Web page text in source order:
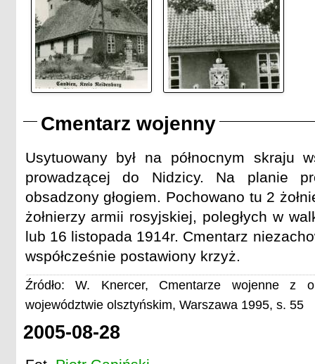
Cmentarz wojenny
Usytuowany był na północnym skraju
prowadzącej do Nidzicy. Na planie
obsadzony głogiem. Pochowano tu 2
żołnierzy armii rosyjskiej, poległych w
lub 16 listopada 1914r. Cmentarz
współcześnie postawiony krzyż.
Źródło: W. Knercer, Cmentarze wojenne z
województwie olsztyńskim, Warszawa 1995, s. 55
2005-08-28